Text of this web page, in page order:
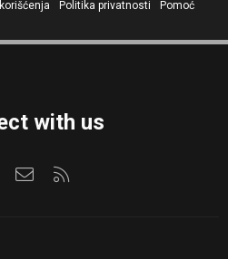
Politika privatnosti
Pomoć
with us
FacebookKontaktirajte nas